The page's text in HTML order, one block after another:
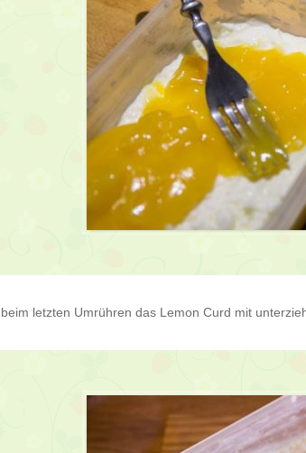
beim letzten Umrühren das Lemon Curd mit